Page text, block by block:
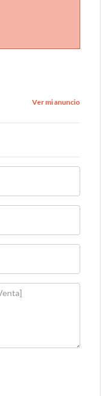
Ver mi anuncio